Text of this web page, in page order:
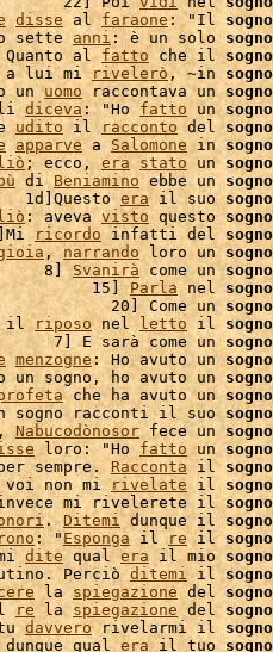
disse al faraone: "Il sogno
sette anni : è un solo sogno
al fatto che il sogno
a lui mi rivelerò , ~in sogno
un uomo raccontava un sogno
diceva : "Ho fatto un sogno
udito il racconto del sogno
apparve a Salomone in sogno
; ecco, era stato un sogno
di Beniamino ebbe un sogno
era il suo sogno
: aveva visto questo sogno
ricordo infatti del sogno
, narrando loro un sogno
8] Svanirà come un sogno
15] Parla nel sogno
20] Come un sogno
il riposo nel letto il sogno
7] E sarà come un sogno
menzogne: Ho avuto un sogno
sogno, ho avuto un sogno
che ha avuto un sogno
racconti il suo sogno
, Nabucodònosor fece un sogno
loro: "Ho fatto un sogno
sempre. Racconta il sogno
non mi rivelate il sogno
mi rivelerete il sogno
. Ditemi dunque il sogno
: " Esponga il re il sogno
dite qual era il mio sogno
Perciò ditemi il sogno
la spiegazione del sogno
re la spiegazione del sogno
davvero rivelarmi il sogno
qual era il tuo sogno